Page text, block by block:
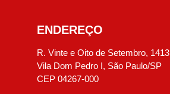
ENDEREÇO
R. Vinte e Oito de Setembro, 1413
Vila Dom Pedro I, São Paulo/SP
CEP 04267-000